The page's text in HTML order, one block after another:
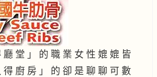
堂 」 的 職 業 女 性 媲 媲 皆
得 廚 房 」 的 卻 是 聊 聊 可 數